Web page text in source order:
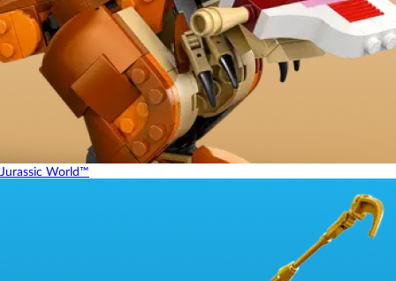
Jurassic World™